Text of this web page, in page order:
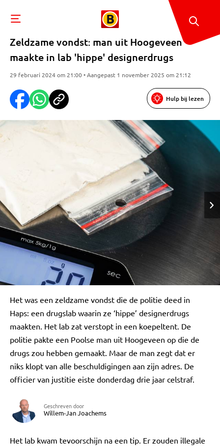
Zeldzame vondst: man uit Hoogeveen
maakte in lab 'hippe' designerdrugs
29 februari 2024 om 21:00 • Aangepast 1 november 2025 om 21:12
Hulp bij lezen
Het was een zeldzame vondst die de politie deed in
Haps: een drugslab waarin ze ‘hippe’ designerdrugs
maakten. Het lab zat verstopt in een koepeltent. De
politie pakte een Poolse man uit Hoogeveen op die de
drugs zou hebben gemaakt. Maar de man zegt dat er
niks klopt van alle beschuldigingen aan zijn adres. De
officier van justitie eiste donderdag drie jaar celstraf.
Geschreven door
Willem-Jan Joachems
Het lab kwam tevoorschijn na een tip. Er zouden illegale